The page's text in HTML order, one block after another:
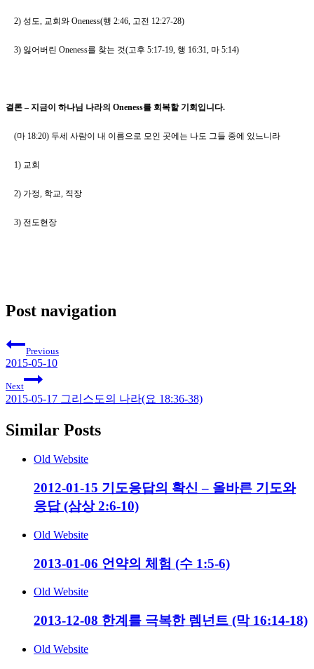
2)성도, 교회와Oneness(행2:46, 고전 12:27-28)
3) 잃어버린Oneness를 찾는 것(고후5:17-19,행 16:31, 마5:14)
결론 – 지금이 하나님 나라의 Oneness를 회복할 기회입니다.
(마 18:20) 두세 사람이 내 이름으로 모인 곳에는 나도 그들 중에 있느니라
1) 교회
2) 가정, 학교, 직장
3) 전도현장
Post navigation
Previous
2015-05-10
Next
2015-05-17 그리스도의 나라(요 18:36-38)
Similar Posts
Old Website
2012-01-15 기도응답의 확신 – 올바른 기도와
응답 (삼상 2:6-10)
Old Website
2013-01-06 언약의 체험 (수 1:5-6)
Old Website
2013-12-08 한계를 극복한 렘넌트 (막 16:14-18)
Old Website